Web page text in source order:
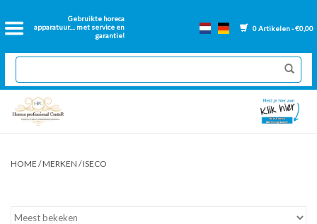
Gebruikte horeca
apparatuur.... met service en
garantie!
0 Artikelen - €0,00
Home
2dehands Horeca
Nieuwe apparatuur
Onderdelen bakwanden
HOME /MERKEN /ISECO